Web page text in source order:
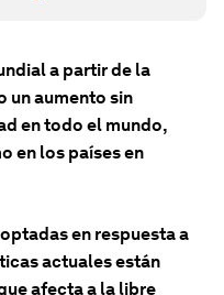
a partir de la
un aumento sin
en todo el mundo,
en los países en
en respuesta a
actuales están
afecta a la libre